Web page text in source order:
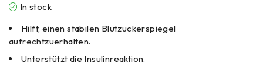
In stock
Hilft, einen stabilen Blutzuckerspiegel
aufrechtzuerhalten.
Unterstützt die Insulinreaktion.